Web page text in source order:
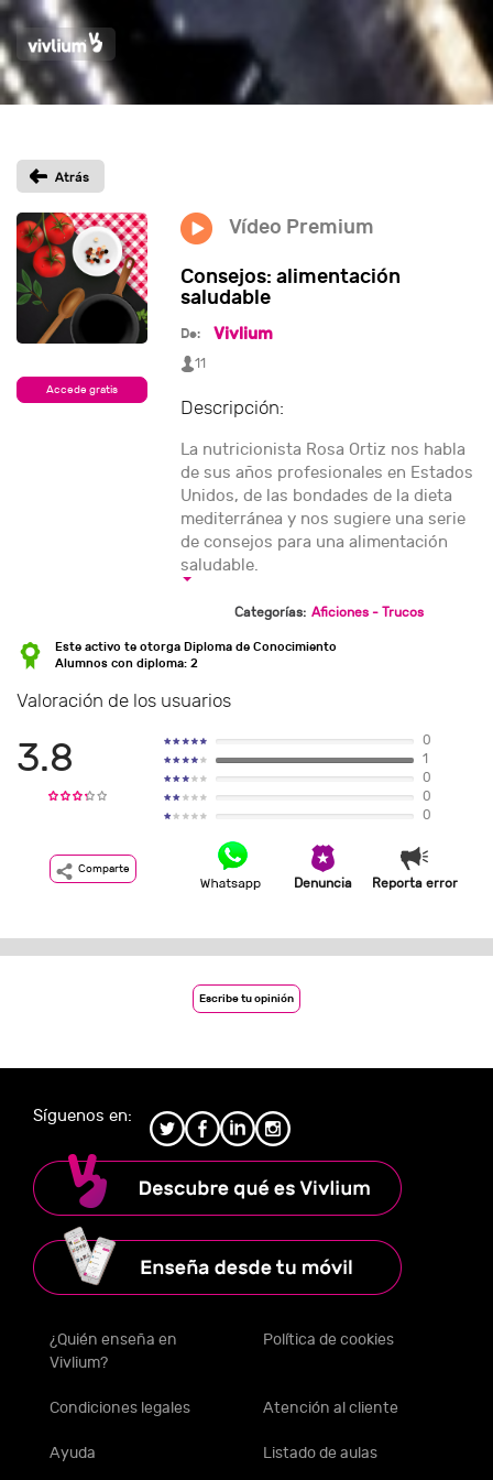
Accede gratis
Vídeo Premium
Consejos: alimentación
saludable
De: Vivlium
11
Descripción:
La nutricionista Rosa Ortiz nos habla
de sus años profesionales en Estados
Unidos, de las bondades de la dieta
mediterránea y nos sugiere una serie
de consejos para una alimentación
saludable.
Categorías: Aficiones - Trucos
Este activo te otorga Diploma de Conocimiento
Alumnos con diploma: 2
Valoración de los usuarios
3.8
0
1
0
0
0
Comparte
Denuncia Reporta error
Escribe tu opinión
Síguenos en:
¿Quién enseña en
Vivlium?
Política de cookies
Condiciones legales Atención al cliente
Ayuda Listado de aulas